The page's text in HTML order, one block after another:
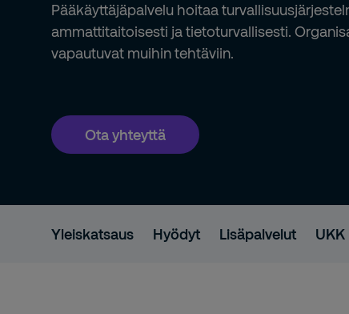
Pääkäyttäjäpalvelu hoitaa
ammattitaitoisesti ja tietoturvallisesti.
vapautuvat muihin tehtäviin.
Ota yhteyttä
Yleiskatsaus Hyödyt Lisäpalvelut UKK